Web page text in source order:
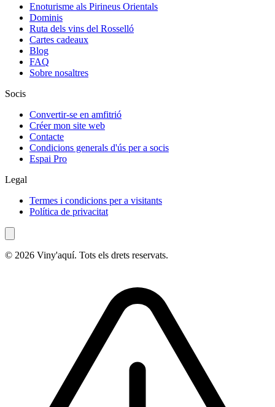
Enoturisme als Pirineus Orientals
Dominis
Ruta dels vins del Rosselló
Cartes cadeaux
Blog
FAQ
Sobre nosaltres
Socis
Convertir-se en amfitrió
Créer mon site web
Contacte
Condicions generals d'ús per a socis
Espai Pro
Legal
Termes i condicions per a visitants
Política de privacitat
© 2026 Viny'aquí. Tots els drets reservats.